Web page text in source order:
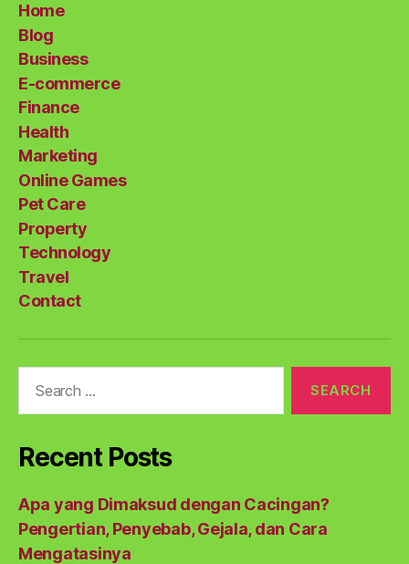
Home
Blog
Business
E-commerce
Finance
Health
Marketing
Online Games
Pet Care
Property
Technology
Travel
Contact
Recent Posts
Apa yang Dimaksud dengan Cacingan?
Pengertian, Penyebab, Gejala, dan Cara
Mengatasinya